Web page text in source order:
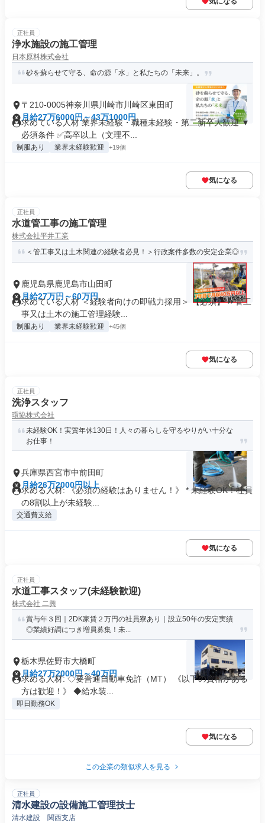
正社員
浄水施設の施工管理
日本原料株式会社
砂を蘇らせて守る、命の源「水」と私たちの「未来」。
〒210-0005神奈川県川崎市川崎区東田町
月給27万6000円～43万1000円
求めている人材 業界未経験・職種未経験・第二新卒大歓迎 ▼
必須条件 ✅高卒以上（文理不...
制服あり 業界未経験歓迎 +19個
気になる
正社員
水道管工事の施工管理
株式会社平井工業
＜管工事又は土木関連の経験者必見！＞行政案件多数の安定企業◎
鹿児島県鹿児島市山田町
月給27万円～60万円
求めている人材 ＜経験者向けの即戦力採用＞ 【必須】 ⏩管工
事又は土木の施工管理経験...
制服あり 業界未経験歓迎 +45個
気になる
正社員
洗浄スタッフ
環協株式会社
未経験OK！実質年休130日！人々の暮らしを守るやりがい十分な
お仕事！
兵庫県西宮市中前田町
月給26万2000円以上
求める人材: 《必須の経験はありません！》 * 未経験OK！社員
の8割以上が未経験...
交通費支給
気になる
正社員
水道工事スタッフ(未経験歓迎)
株式会社 二興
賞与年３回｜2DK家賃２万円の社員寮あり｜設立50年の安定実績
◎業績好調につき増員募集！未...
栃木県佐野市大橋町
月給27万2000円～40万円
求める人材: ◇要普通自動車免許（MT） 《以下の資格がある
方は歓迎！》 ◆給水装...
即日勤務OK
気になる
この企業の類似求人を見る
正社員
清水建設の設備施工管理技士
清水建設 関西支店